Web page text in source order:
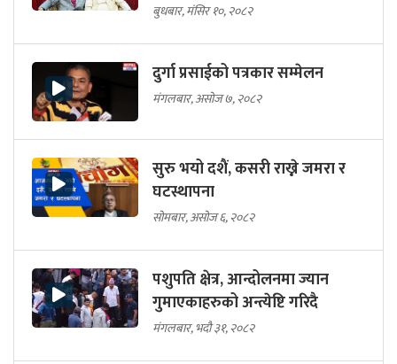
बुधबार, मंसिर १०, २०८२
दुर्गा प्रसाईको पत्रकार सम्मेलन
मंगलबार, असोज ७, २०८२
सुरु भयो दशैं, कसरी राख्ने जमरा र
घटस्थापना
सोमबार, असोज ६, २०८२
पशुपति क्षेत्र, आन्दोलनमा ज्यान
गुमाएकाहरुको अन्त्येष्टि गरिदै
मंगलबार, भदौ ३१, २०८२